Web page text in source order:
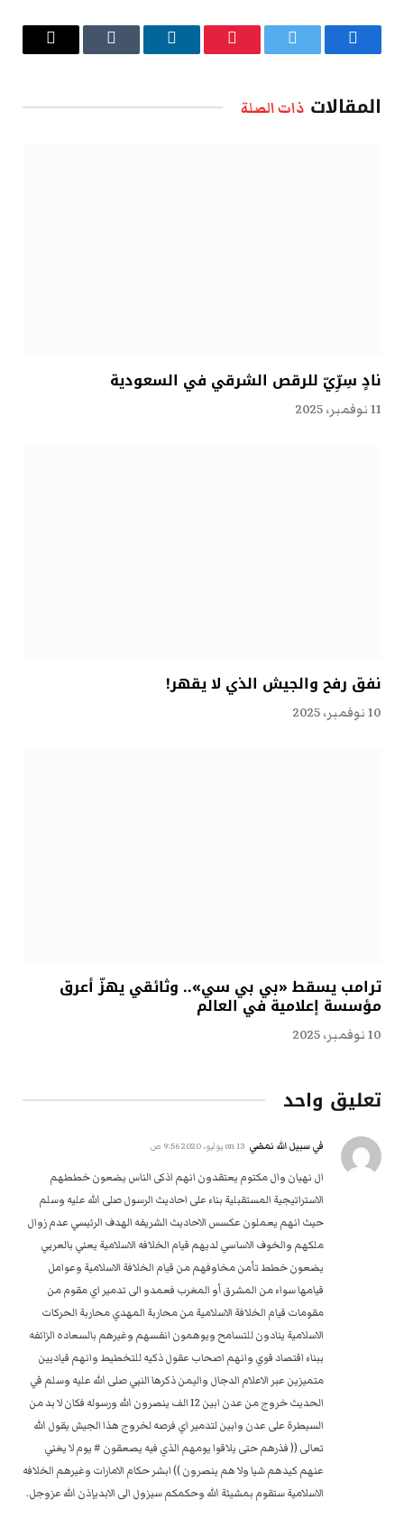
فيسبوك تويتر بينتيريستلينكدإن Tumblr
البريد
المقالات ذات الصلة
نادٍ سِرِّيّ للرقص الشرقي في السعودية
11 نوفمبر، 2025
نفق رفح والجيش الذي لا يقهر!
10 نوفمبر، 2025
ترامب يسقط «بي بي سي».. وثائقي يهزّ أعرق
مؤسسة إعلامية في العالم
10 نوفمبر، 2025
تعليق واحد
في سبيل الله نمضي 13 يوليو، 2020 9:56 ص
ال نهيان وال مكتوم يعتقدون انهم اذكى الناس يضعون خططهم
الاستراتيجية المستقبلية بناء على احاديث الرسول صلى الله عليه وسلم
حيث انهم يعملون عكسس الاحاديث الشريفه الهدف الرئيسي عدم زوال
ملكهم والخوف الاساسي لديهم قيام الخلافه الاسلامية يعني بالعربي
يضعون خطط تأمن مخاوفهم من قيام الخلافة الاسلامية وعوامل
قيامها سواء من المشرق أو المغرب فعمدو الى تدمير اي مقوم من
مقومات قيام الخلافة الاسلامية من محاربة المهدي محاربة الحركات
الاسلامية ينادون للتسامح ويوهمون انفسهم وغيرهم بالسعاده الزائفه
ببناء اقتصاد قوي وانهم اصحاب عقول ذكيه للتخطيط وانهم قياديين
متميزين عبر الاعلام الدجال واليمن ذكرها النبي صلى الله عليه وسلم في
الحديث خروج من عدن ابين 12 الف ينصرون الله ورسوله فكان لا بد من
السيطرة على عدن وابين لتدمير اي فرصه لخروج هذا الجيش يقول الله
تعالى (( فذرهم حتى يلاقوا يومهم الذي فيه يصعقون # يوم لا يغني
عنهم كيدهم شيا ولا هم ينصرون )) ابشر حكام الامارات وغيرهم الخلافه
الاسلامية ستقوم بمشيئة الله وحكمكم سيزول الى الابدبإذن الله عزوجل.